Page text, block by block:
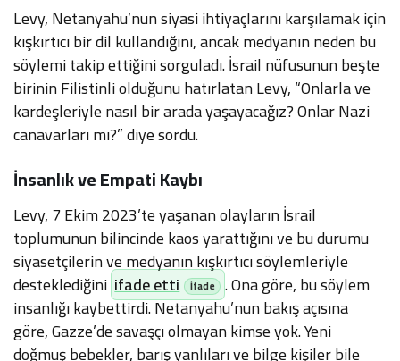
Levy, Netanyahu’nun siyasi ihtiyaçlarını karşılamak için
kışkırtıcı bir dil kullandığını, ancak medyanın neden bu
söylemi takip ettiğini sorguladı. İsrail nüfusunun beşte
birinin Filistinli olduğunu hatırlatan Levy, “Onlarla ve
kardeşleriyle nasıl bir arada yaşayacağız? Onlar Nazi
canavarları mı?” diye sordu.
İnsanlık ve Empati Kaybı
Levy, 7 Ekim 2023’te yaşanan olayların İsrail
toplumunun bilincinde kaos yarattığını ve bu durumu
siyasetçilerin ve medyanın kışkırtıcı söylemleriyle
desteklediğini ifade etti . Ona göre, bu söylem
insanlığı kaybettirdi. Netanyahu’nun bakış açısına
göre, Gazze’de savaşçı olmayan kimse yok. Yeni
doğmuş bebekler, barış yanlıları ve bilge kişiler bile